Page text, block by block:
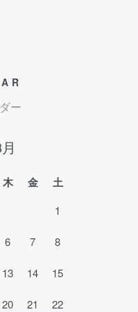
ー
木 金 土
1
6 7 8
13 14 15
20 21 22